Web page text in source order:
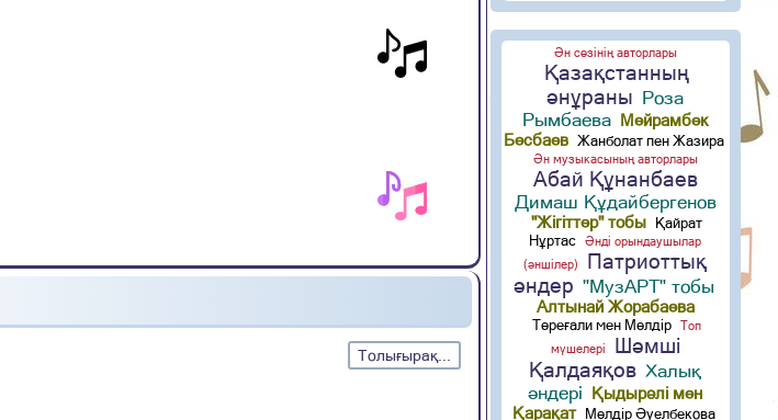
Толығырақ...
Ән сөзінің авторлары
Қазақстанның
әнұраны Роза
Рымбаева Мейрамбек
Бесбаев Жанболат пен Жазира
Ән музыкасының авторлары
Абай Құнанбаев
Димаш Құдайбергенов
"Жігіттер" тобы
Қайрат
Нұртас
Әнді орындаушылар
(әншілер)
Патриоттық
әндер "МузАРТ" тобы
Алтынай Жорабаева
Төреғали мен Мөлдір
Топ
мүшелері
Шәмші
Қалдаяқов Халық
әндері Қыдырәлі мен
Қарақат
Мөлдір Әуелбекова